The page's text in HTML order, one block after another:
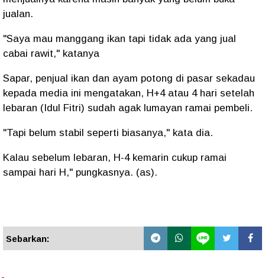
jualan.
"Saya mau manggang ikan tapi tidak ada yang jual
cabai rawit," katanya
Sapar, penjual ikan dan ayam potong di pasar sekadau
kepada media ini mengatakan, H+4 atau 4 hari setelah
lebaran (Idul Fitri) sudah agak lumayan ramai pembeli.
"Tapi belum stabil seperti biasanya," kata dia.
Kalau sebelum lebaran, H-4 kemarin cukup ramai
sampai hari H," pungkasnya. (as).
Sebarkan: